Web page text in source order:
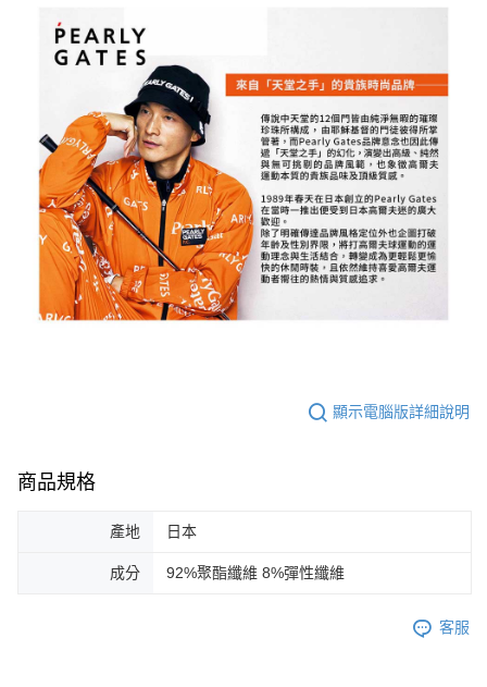
顯示電腦版詳細說明
商品規格
產地 日本
成分 92%聚酯纖維 8%彈性纖維
客服